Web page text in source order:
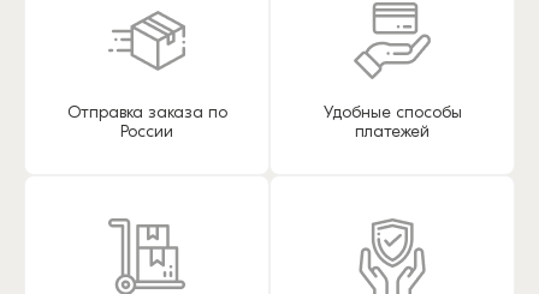
Отправка заказа по
России
Удобные способы
платежей